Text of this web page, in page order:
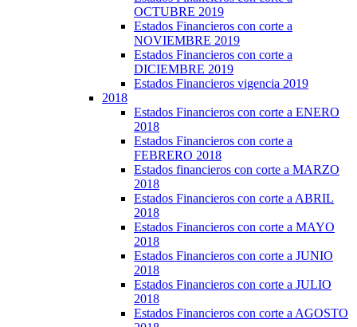
OCTUBRE 2019
Estados Financieros con corte a
NOVIEMBRE 2019
Estados Financieros con corte a
DICIEMBRE 2019
Estados Financieros vigencia 2019
2018
Estados Financieros con corte a ENERO
2018
Estados Financieros con corte a
FEBRERO 2018
Estados financieros con corte a MARZO
2018
Estados Financieros con corte a ABRIL
2018
Estados Financieros con corte a MAYO
2018
Estados Financieros con corte a JUNIO
2018
Estados Financieros con corte a JULIO
2018
Estados Financieros con corte a AGOSTO